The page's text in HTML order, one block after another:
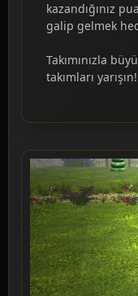
kazandığınız
galip gelmek
Takımınızla
takımları yarışın!